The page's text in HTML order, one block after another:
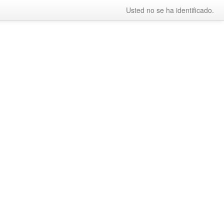
Usted no se ha identificado.